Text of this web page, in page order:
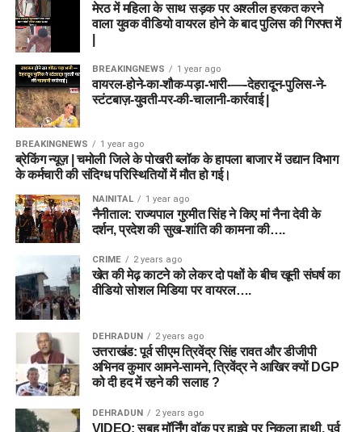
मेरठ में महिला के साथ सड़क पर अश्लील हरकत करने
वाला युवक वीडियो वायरल होने के बाद पुलिस की गिरफ्त में
BREAKINGNEWS 1 year ago
वायरल-होने-का-शौक-पड़ा-भारी-—-देहरादून-पुलिस-ने-
स्टंटबाज़-युवती-पर-की-चालानी-कार्रवाई |
BREAKINGNEWS 1 year ago
ब्रेकिंग न्यूज़ | चमोली जिले के पोखरी ब्लॉक के हापला बाजार में उद्यान विभाग
के कर्मचारी की संदिग्ध परिस्थितियों में मौत हो गई।
NAINITAL 1 year ago
नैनीताल: राज्यपाल गुरमीत सिंह ने किए मां नैना देवी के
दर्शन, प्रदेश की सुख-शांति की कामना की….
CRIME 2 years ago
खेत की मेढ़ काटने को लेकर दो पक्षों के बीच खूनी संघर्ष का
वीडियो सोशल मिडिया पर वायरल….
DEHRADUN 2 years ago
उत्तराखंड: पूर्व सीएम त्रिवेंद्र सिंह रावत और डीजीपी
अभिनव कुमार आमने-सामने, त्रिवेंद्र ने आखिर क्यों DGP
को दी हद में रहने की सलाह ?
DEHRADUN 2 years ago
VIDEO: सुबह मॉर्निंग वॉक पर हाइवे पर निकला हाथी, पूर्व